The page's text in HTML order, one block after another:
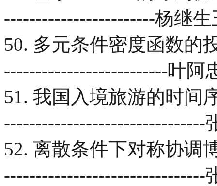
------------------------杨继生
50. 多元条件密度函数的
--------------------------叶阿
51. 我国入境旅游的时间
--------------------------------
52. 离散条件下对称协调
--------------------------------